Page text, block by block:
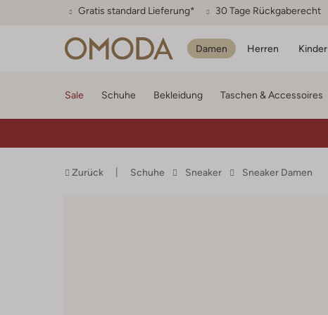
Gratis standard Lieferung* 30 Tage Rückgaberecht
Damen Herren Kinder
Sale Schuhe Bekleidung Taschen & Accessoires
Zurück Schuhe Sneaker Sneaker Damen